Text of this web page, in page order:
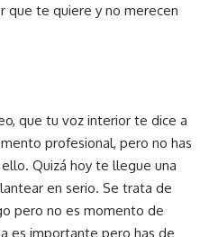
que te quiere y no merecen
que tu voz interior te dice a
profesional, pero no has
Quizá hoy te llegue una
en serio. Se trata de
pero no es momento de
es importante pero has de